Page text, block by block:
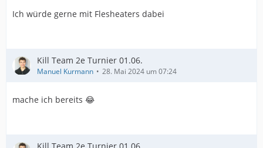
Ich würde gerne mit Flesheaters dabei
Kill Team 2e Turnier 01.06.
Manuel Kurmann 28. Mai 2024 um 07:24
mache ich bereits 😂